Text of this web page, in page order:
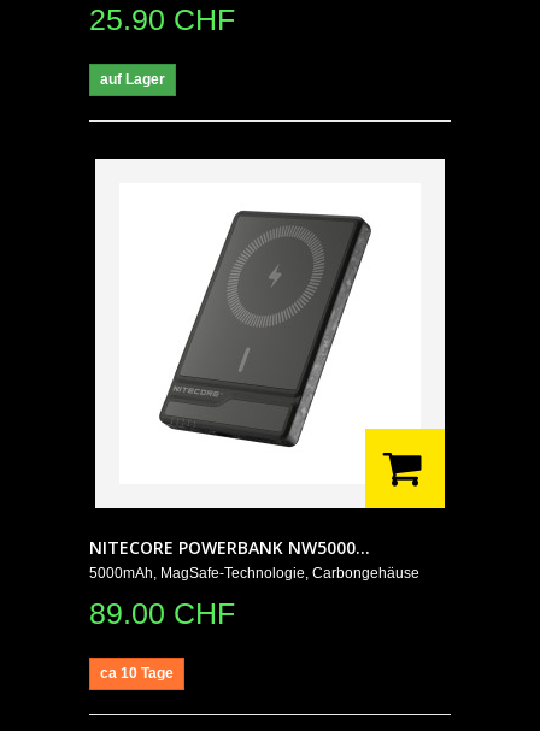
25.90 CHF
auf Lager
NITECORE POWERBANK NW5000...
5000mAh, MagSafe-Technologie, Carbongehäuse
89.00 CHF
ca 10 Tage